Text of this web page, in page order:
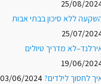
25/08/
ללא סיכון בבתי אבות
25/07/
מדריך טיולים
19/06/
לחסוך לילדים?03/06/2024